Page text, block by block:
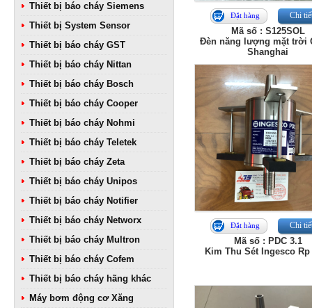
Thiết bị báo cháy Siemens
Thiết bị System Sensor
Thiết bị báo cháy GST
Thiết bị báo cháy Nittan
Thiết bị báo cháy Bosch
Thiết bị báo cháy Cooper
Thiết bị báo cháy Nohmi
Thiết bị báo cháy Teletek
Thiết bị báo cháy Zeta
Thiết bị báo cháy Unipos
Thiết bị báo cháy Notifier
Thiết bị báo cháy Networx
Thiết bị báo cháy Multron
Thiết bị báo cháy Cofem
Thiết bị báo cháy hãng khác
Máy bơm động cơ Xăng
Đặt hàng Chi
Mã số : S125SOL
Đèn năng lượng mặt trời
Shanghai
Đặt hàng Chi
Mã số : PDC 3.1
Kim Thu Sét Ingesco Rp